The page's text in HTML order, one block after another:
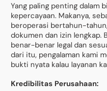
Yang paling penting dalam
kepercayaan. Makanya,
beroperasi bertahun-
dokumen dan izin lengkap.
benar-benar legal dan
dari itu, pengalaman kami
bukti nyata kalau layanan
Kredibilitas Perusahaan: